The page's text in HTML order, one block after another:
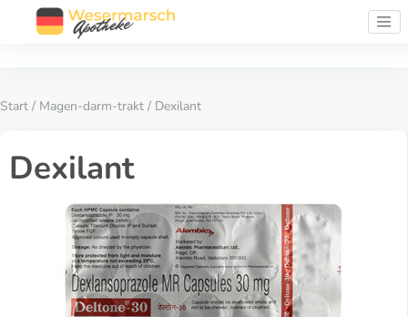
Start / Magen-darm-trakt / Dexilant
Dexilant